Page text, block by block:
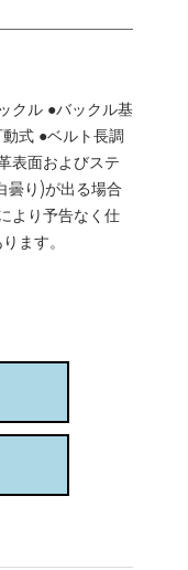
クル ●バックル基
式 ●ベルト長調
表面およびステ
曇り)が出る場合
より予告なく仕
ます。